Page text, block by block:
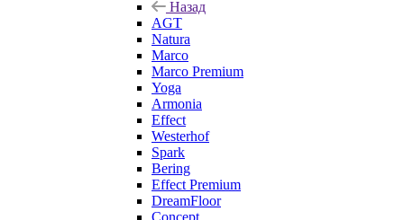
Назад
AGT
Natura
Marco
Marco Premium
Yoga
Armonia
Effect
Westerhof
Spark
Bering
Effect Premium
DreamFloor
Concept